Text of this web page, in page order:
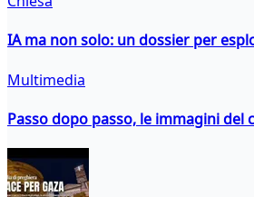
IA ma non solo: un dossier per
Multimedia
Passo dopo passo, le immagini del